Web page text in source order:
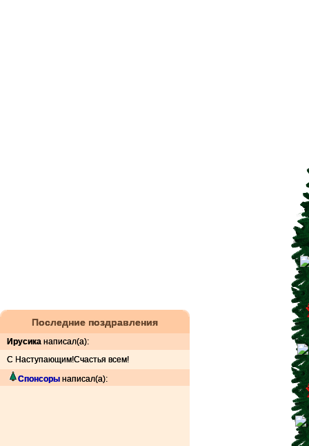
Последние поздравления
Ирусика написал(а):
C Наступающим!Счастья всем!
Спонсоры написал(а):